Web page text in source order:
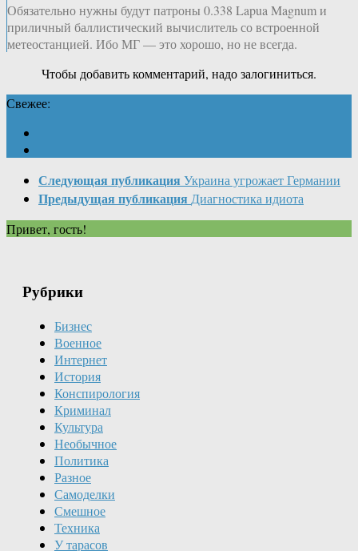
Обязательно нужны будут патроны 0.338 Lapua Magnum и
приличный баллистический вычислитель со встроенной
метеостанцией. Ибо МГ — это хорошо, но не всегда.
Чтобы добавить комментарий, надо залогиниться.
Свежее:
Следующая публикация Украина угрожает Германии
Предыдущая публикация Диагностика идиота
Привет, гость!
Рубрики
Бизнес
Военное
Интернет
История
Конспирология
Криминал
Культура
Необычное
Политика
Разное
Самоделки
Смешное
Техника
У тарасов